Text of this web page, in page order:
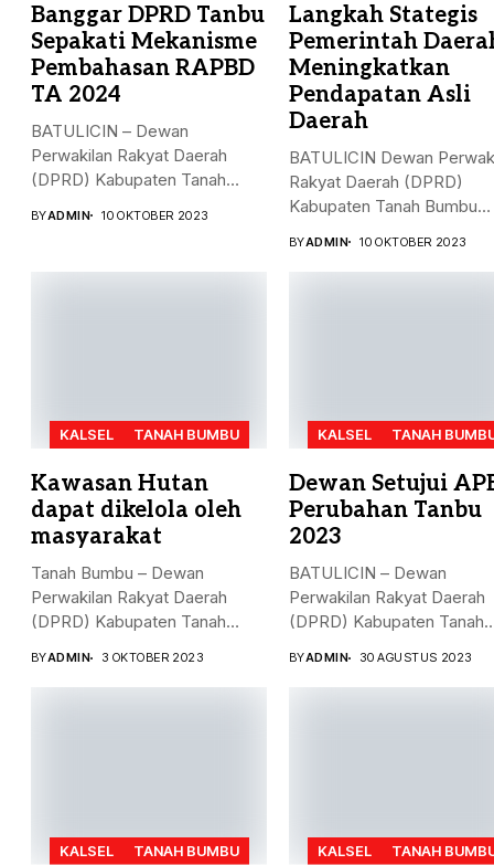
Banggar DPRD Tanbu
Sepakati Mekanisme
Pembahasan RAPBD
TA 2024
BATULICIN – Dewan
Perwakilan Rakyat Daerah
(DPRD) Kabupaten Tanah
BYADMIN 10 OKTOBER 2023
Langkah Stategis
Pemerintah
Meningkatkan
Pendapatan Asli
Daerah
BATULICIN Dewan
Rakyat Daerah (DPRD)
Kabupaten Tanah Bumbu
BYADMIN 10 OKTOBER 2023
KALSEL TANAH BUMBU
Kawasan Hutan
dapat dikelola oleh
masyarakat
Tanah Bumbu – Dewan
Perwakilan Rakyat Daerah
(DPRD) Kabupaten Tanah
BYADMIN 3 OKTOBER 2023
KALSEL TANAH
Dewan Setujui
Perubahan Tanbu
2023
BATULICIN – Dewan
Perwakilan Rakyat Daerah
(DPRD) Kabupaten Tanah
BYADMIN 30 AGUSTUS 2023
KALSEL TANAH BUMBU KALSEL TANAH